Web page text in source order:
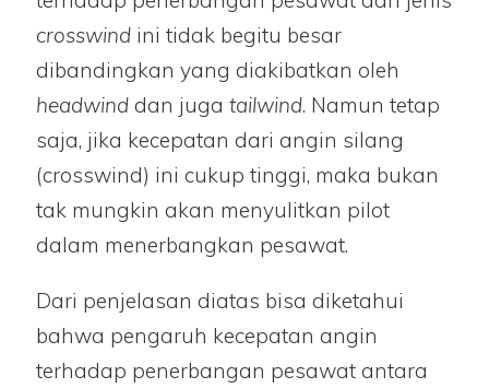
crosswind ini tidak begitu besar
dibandingkan yang diakibatkan oleh
headwind dan juga tailwind. Namun tetap
saja, jika kecepatan dari angin silang
(crosswind) ini cukup tinggi, maka bukan
tak mungkin akan menyulitkan pilot
dalam menerbangkan pesawat.
Dari penjelasan diatas bisa diketahui
bahwa pengaruh kecepatan angin
terhadap penerbangan pesawat antara